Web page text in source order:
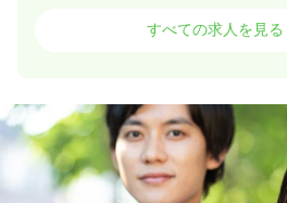
介護・福祉系正看護師
給与 20.5万円〜/月 賞与4.4ヶ月
※一例
時間 8:30～17:30
ブランク可
月給20万円以上可
すべての求人を見る